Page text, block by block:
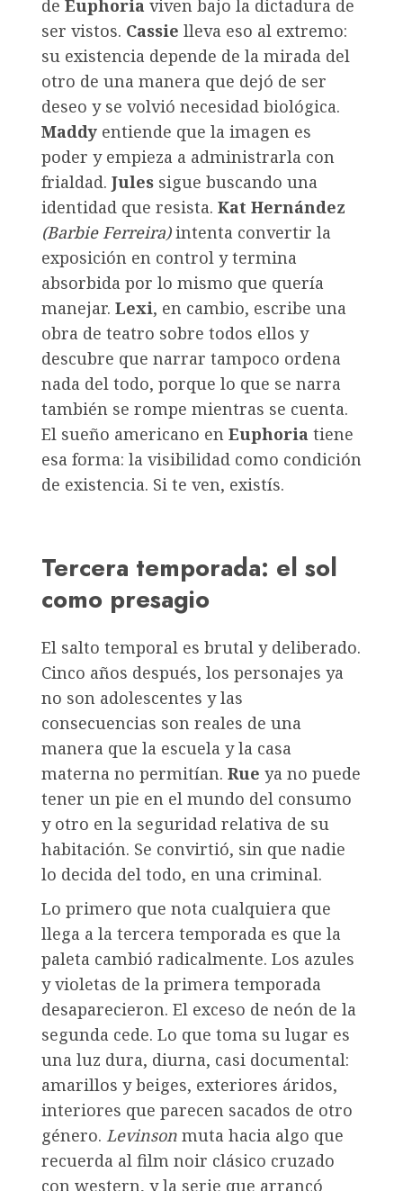
de Euphoria viven bajo la dictadura de
ser vistos. Cassie lleva eso al extremo:
su existencia depende de la mirada del
otro de una manera que dejó de ser
deseo y se volvió necesidad biológica.
Maddy entiende que la imagen es
poder y empieza a administrarla con
frialdad. Jules sigue buscando una
identidad que resista. Kat Hernández
(Barbie Ferreira)intenta convertir la
exposición en control y termina
absorbida por lo mismo que quería
manejar. Lexi, en cambio, escribe una
obra de teatro sobre todos ellos y
descubre que narrar tampoco ordena
nada del todo, porque lo que se narra
también se rompe mientras se cuenta.
El sueño americano en Euphoria tiene
esa forma: la visibilidad como condición
de existencia. Si te ven, existís.
Tercera temporada: el sol
como presagio
El salto temporal es brutal y deliberado.
Cinco años después, los personajes ya
no son adolescentes y las
consecuencias son reales de una
manera que la escuela y la casa
materna no permitían. Rue ya no puede
tener un pie en el mundo del consumo
y otro en la seguridad relativa de su
habitación. Se convirtió, sin que nadie
lo decida del todo, en una criminal.
Lo primero que nota cualquiera que
llega a la tercera temporada es que la
paleta cambió radicalmente. Los azules
y violetas de la primera temporada
desaparecieron. El exceso de neón de la
segunda cede. Lo que toma su lugar es
una luz dura, diurna, casi documental:
amarillos y beiges, exteriores áridos,
interiores que parecen sacados de otro
género. Levinson muta hacia algo que
recuerda al film noir clásico cruzado
con western, y la serie que arrancó